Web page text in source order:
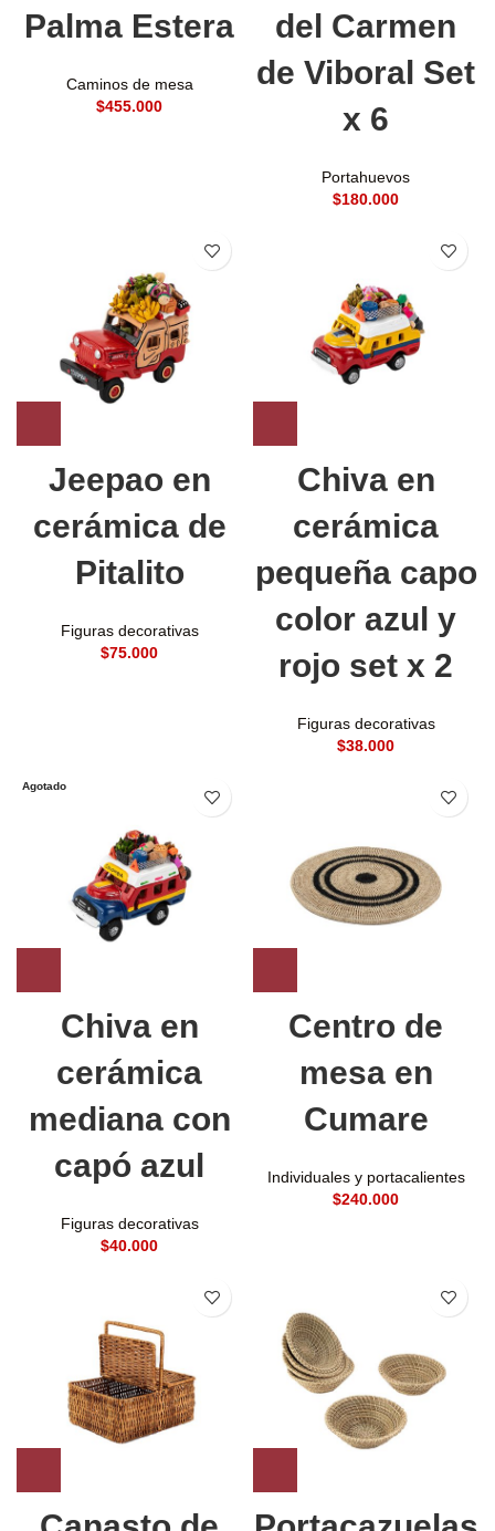
Palma Estera
Caminos de mesa
$
del Carmen
de Viboral Set
x 6
Portahuevos
$
Jeepao en
cerámica de
Pitalito
Figuras decorativas
$
Chiva en
cerámica
pequeña capo
color azul y
rojo set x 2
Figuras decorativas
$
Agotado
Chiva en
cerámica
mediana con
capó azul
Figuras decorativas
$
Centro de
mesa en
Cumare
Individuales y portacalientes
$